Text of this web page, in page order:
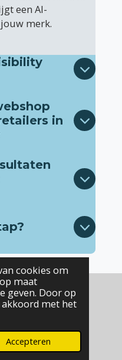
cookies om
maat
geven. Door op
akkoord met het
Accepteren
een AI-
merk.
in